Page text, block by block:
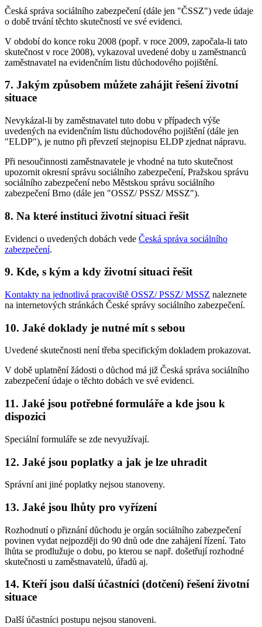
Česká správa sociálního zabezpečení (dále jen "ČSSZ") vede údaje
o době trvání těchto skutečností ve své evidenci.
V období do konce roku 2008 (popř. v roce 2009, započala-li tato
skutečnost v roce 2008), vykazoval uvedené doby u zaměstnanců
zaměstnavatel na evidenčním listu důchodového pojištění.
7. Jakým způsobem můžete zahájit řešení životní
situace
Nevykázal-li by zaměstnavatel tuto dobu v případech výše
uvedených na evidenčním listu důchodového pojištění (dále jen
"ELDP"), je nutno při převzetí stejnopisu ELDP zjednat nápravu.
Při nesoučinnosti zaměstnavatele je vhodné na tuto skutečnost
upozornit okresní správu sociálního zabezpečení, Pražskou správu
sociálního zabezpečení nebo Městskou správu sociálního
zabezpečení Brno (dále jen "OSSZ/ PSSZ/ MSSZ").
8. Na které instituci životní situaci řešit
Evidenci o uvedených dobách vede Česká správa sociálního
zabezpečení.
9. Kde, s kým a kdy životní situaci řešit
Kontakty na jednotlivá pracoviště OSSZ/ PSSZ/ MSSZ naleznete
na internetových stránkách České správy sociálního zabezpečení.
10. Jaké doklady je nutné mít s sebou
Uvedené skutečnosti není třeba specifickým dokladem prokazovat.
V době uplatnění žádosti o důchod má již Česká správa sociálního
zabezpečení údaje o těchto dobách ve své evidenci.
11. Jaké jsou potřebné formuláře a kde jsou k
dispozici
Speciální formuláře se zde nevyužívají.
12. Jaké jsou poplatky a jak je lze uhradit
Správní ani jiné poplatky nejsou stanoveny.
13. Jaké jsou lhůty pro vyřízení
Rozhodnutí o přiznání důchodu je orgán sociálního zabezpečení
povinen vydat nejpozději do 90 dnů ode dne zahájení řízení. Tato
lhůta se prodlužuje o dobu, po kterou se např. došetřují rozhodné
skutečnosti u zaměstnavatelů, úřadů aj.
14. Kteří jsou další účastníci (dotčení) řešení životní
situace
Další účastníci postupu nejsou stanoveni.